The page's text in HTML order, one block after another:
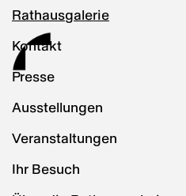
Rathausgalerie
Kontakt
Presse
Ausstellungen
Veranstaltungen
Ihr Besuch